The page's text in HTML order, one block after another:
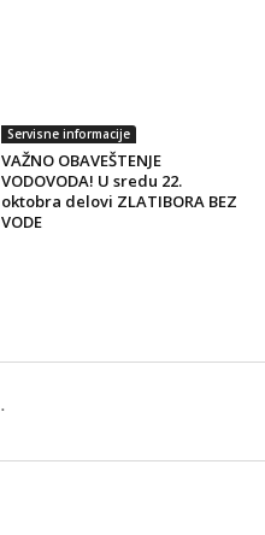
Servisne informacije
VAŽNO OBAVEŠTENJE
VODOVODA! U sredu 22.
oktobra delovi ZLATIBORA BEZ
VODE